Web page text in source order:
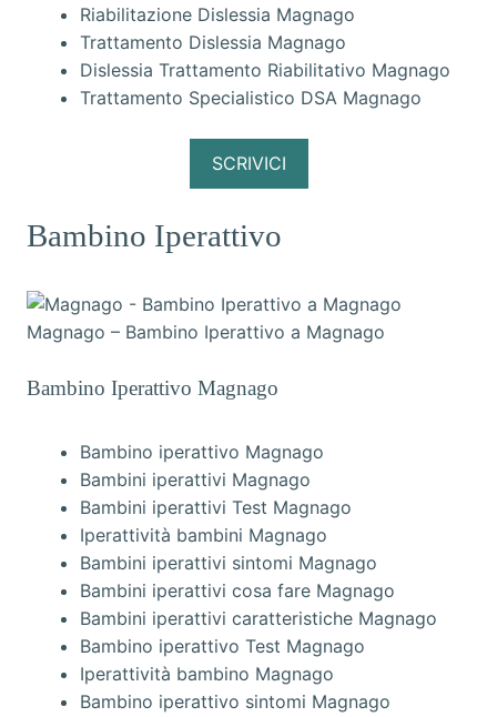
Riabilitazione Dislessia Magnago
Trattamento Dislessia Magnago
Dislessia Trattamento Riabilitativo Magnago
Trattamento Specialistico DSA Magnago
SCRIVICI
Bambino Iperattivo
Magnago – Bambino Iperattivo a Magnago
Bambino Iperattivo Magnago
Bambino iperattivo Magnago
Bambini iperattivi Magnago
Bambini iperattivi Test Magnago
Iperattività bambini Magnago
Bambini iperattivi sintomi Magnago
Bambini iperattivi cosa fare Magnago
Bambini iperattivi caratteristiche Magnago
Bambino iperattivo Test Magnago
Iperattività bambino Magnago
Bambino iperattivo sintomi Magnago